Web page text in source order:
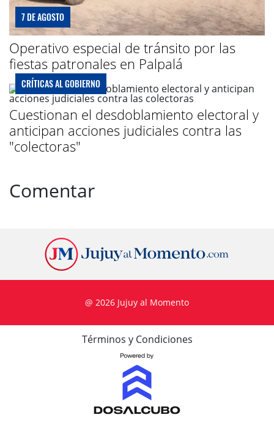
7 DE AGOSTO
Operativo especial de tránsito por las
fiestas patronales en Palpalá
CRÍTICAS AL GOBIERNO
Cuestionan el desdoblamiento electoral y
anticipan acciones judiciales contra las
"colectoras"
Comentar
@ 2026 Jujuy al Momento
Términos y Condiciones